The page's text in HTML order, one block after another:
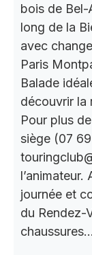
bois de Bel-
long de la
avec
Paris
Balade
découvrir la
Pour plus
siège (07
journée et
du Rendez-